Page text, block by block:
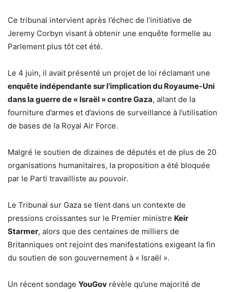
Ce tribunal intervient après l’échec de l’initiative de
Jeremy Corbyn visant à obtenir une enquête formelle au
Parlement plus tôt cet été.
Le 4 juin, il avait présenté un projet de loi réclamant une
enquête indépendante sur l’implication du Royaume-Uni
dans la guerre de « Israël » contre Gaza, allant de la
fourniture d’armes et d’avions de surveillance à l’utilisation
de bases de la Royal Air Force.
Malgré le soutien de dizaines de députés et de plus de 20
organisations humanitaires, la proposition a été bloquée
par le Parti travailliste au pouvoir.
Le Tribunal sur Gaza se tient dans un contexte de
pressions croissantes sur le Premier ministre Keir
Starmer, alors que des centaines de milliers de
Britanniques ont rejoint des manifestations exigeant la fin
du soutien de son gouvernement à « Israël ».
Un récent sondage YouGov révèle qu’une majorité de